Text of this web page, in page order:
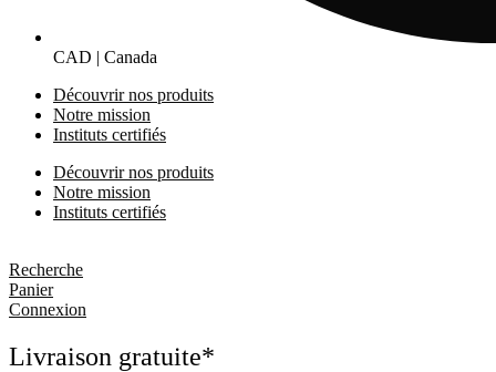
CAD | Canada
Découvrir nos produits
Notre mission
Instituts certifiés
Découvrir nos produits
Notre mission
Instituts certifiés
Recherche
Panier
Connexion
Livraison gratuite*